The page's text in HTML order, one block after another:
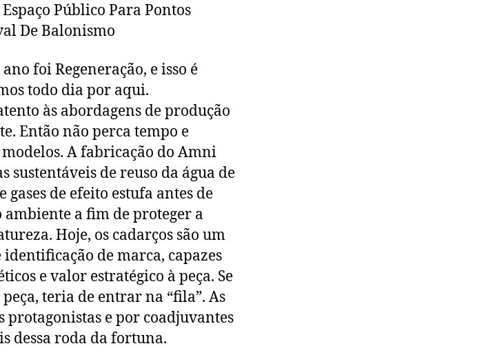
Público Para Pontos
De Balonismo
foi Regeneração, e isso é
todo dia por aqui.
às abordagens de produção
Então não perca tempo e
A fabricação do Amni
sustentáveis de reuso da água de
gases de efeito estufa antes de
ambiente a fim de proteger a
Hoje, os cadarços são um
de marca, capazes
e valor estratégico à peça. Se
teria de entrar na “fila”. As
protagonistas e por coadjuvantes
dessa roda da fortuna.